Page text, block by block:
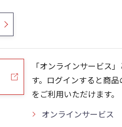
「オンラインサービス
す。ログインすると商
をご利用いただけます。
オンラインサービス